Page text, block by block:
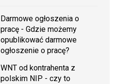
Darmowe ogłoszenia o
pracę - Gdzie możemy
opublikować darmowe
ogłoszenie o pracę?
WNT od kontrahenta z
polskim NIP - czy to